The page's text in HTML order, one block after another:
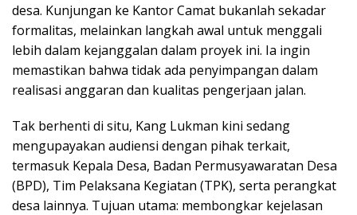
desa. Kunjungan ke Kantor Camat bukanlah sekadar
formalitas, melainkan langkah awal untuk menggali
lebih dalam kejanggalan dalam proyek ini. Ia ingin
memastikan bahwa tidak ada penyimpangan dalam
realisasi anggaran dan kualitas pengerjaan jalan.
Tak berhenti di situ, Kang Lukman kini sedang
mengupayakan audiensi dengan pihak terkait,
termasuk Kepala Desa, Badan Permusyawaratan Desa
(BPD), Tim Pelaksana Kegiatan (TPK), serta perangkat
desa lainnya. Tujuan utama: membongkar kejelasan